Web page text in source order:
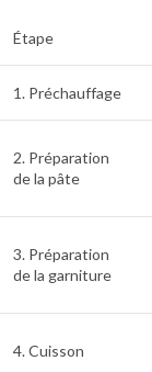
Étape
1. Préchauffage
2. Préparation
de la pâte
3. Préparation
de la garniture
4. Cuisson